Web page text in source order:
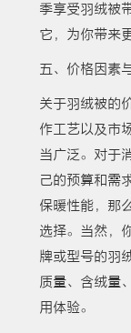
季享受羽绒被
它，为你带来
五、价格因素
关于羽绒被的
作工艺以及市
当广泛。对于
己的预算和需
保暖性能，那
选择。当然，
牌或型号的羽
质量、含绒量
用体验。